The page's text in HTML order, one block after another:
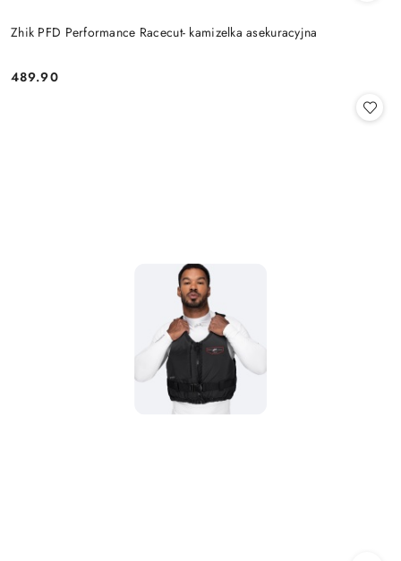
Zhik PFD Performance Racecut- kamizelka asekuracyjna
Cena:
489.90